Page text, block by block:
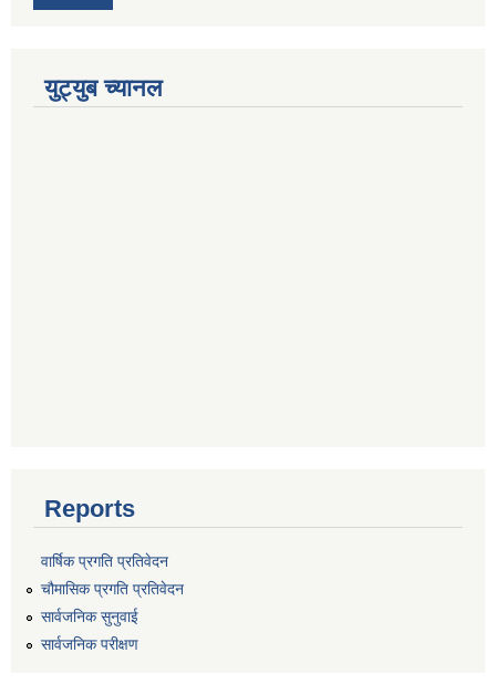
युट्युब च्यानल
Reports
वार्षिक प्रगति प्रतिवेदन
चौमासिक प्रगति प्रतिवेदन
सार्वजनिक सुनुवाई
सार्वजनिक परीक्षण